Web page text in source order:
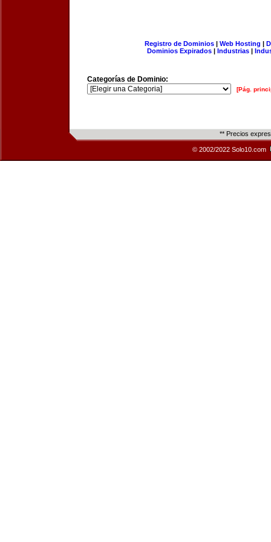
Registro de Dominios| Web Hosting |
Dominios Expirados | Industrias |
Categorías de Dominio:
[Pág.
** Precios
© 2002/2022 Solo10.com